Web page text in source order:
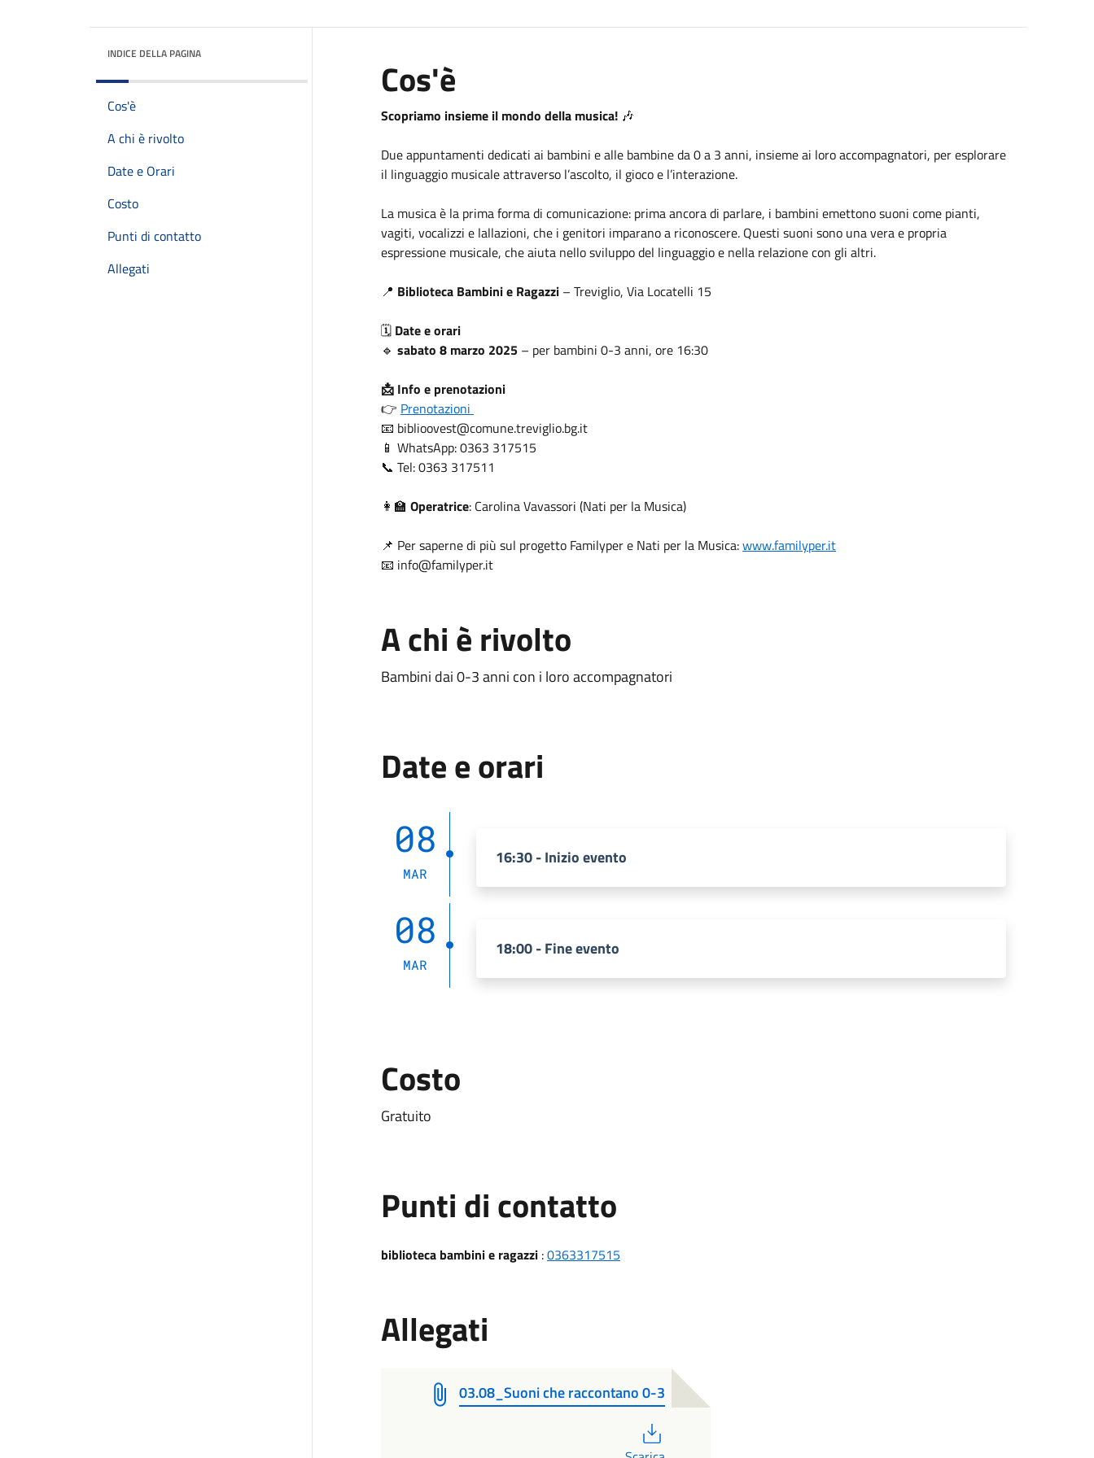
INDICE DELLA PAGINA
Cos'è
A chi è rivolto
Date e Orari
Costo
Punti di contatto
Allegati
Cos'è
Scopriamo insieme il mondo della musica! 🎶
Due appuntamenti dedicati ai bambini e alle bambine da 0 a 3 anni, insieme ai loro accompagnatori, per esplorare
il linguaggio musicale attraverso l’ascolto, il gioco e l’interazione.
La musica è la prima forma di comunicazione: prima ancora di parlare, i bambini emettono suoni come pianti,
vagiti, vocalizzi e lallazioni, che i genitori imparano a riconoscere. Questi suoni sono una vera e propria
espressione musicale, che aiuta nello sviluppo del linguaggio e nella relazione con gli altri.
📍 Biblioteca Bambini e Ragazzi– Treviglio, Via Locatelli 15
🗓️Date e orari
🔹 sabato 8 marzo 2025 – per bambini 0-3 anni, ore 16:30
📩 Info e prenotazioni
👉 Prenotazioni
📧 biblioovest@comune.treviglio.bg.it
📱 WhatsApp: 0363 317515
📞 Tel: 0363 317511
👩‍🏫 Operatrice: Carolina Vavassori (Nati per la Musica)
📌 Per saperne di più sul progetto Familyper e Nati per la Musica:www.familyper.it
📧 info@familyper.it
A chi è rivolto
Bambini dai 0-3 anni con i loro accompagnatori
Date e orari
08
MAR
16:30 - Inizio evento
08
MAR
18:00 - Fine evento
Costo
Gratuito
Punti di contatto
biblioteca bambini e ragazzi:0363317515
Allegati
03.08_Suoni che raccontano 0-3